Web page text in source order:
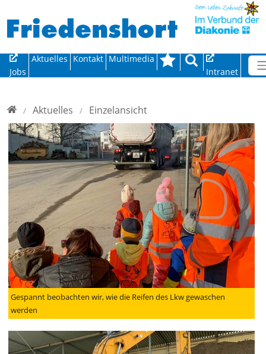
Jobs
Aktuelles Kontakt Multimedia
Intranet
HomeAktuelles Einzelansicht
Gespannt beobachten wir, wie die Reifen des Lkw gewaschen
werden